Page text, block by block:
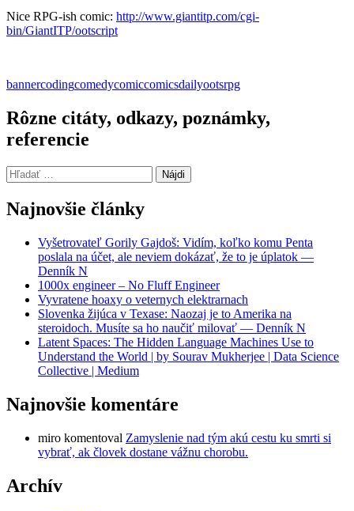
Nice RPG-ish comic: http://www.giantitp.com/cgi-
bin/GiantITP/ootscript
bannercodingcomedycomiccomicsdailyootsrpg
Rôzne citáty, odkazy, poznámky,
referencie
Hľadať:
Najnovšie články
Vyšetrovateľ Gorily Gajdoš: Vidím, koľko komu Penta
poslala na účet, ale neviem dokázať, že to je úplatok —
Denník N
1000x engineer – No Fluff Engineer
Vyvratene hoaxy o veternych elektrarnach
Slovenka žijúca v Texase: Naozaj je to Amerika na
steroidoch. Musíte sa ho naučiť milovať — Denník N
Latent Spaces: The Hidden Language Machines Use to
Understand the World | by Sourav Mukherjee | Data Science
Collective | Medium
Najnovšie komentáre
miro komentoval Zamyslenie nad tým akú cestu ku smrti si
vybrať, ak človek dostane vážnu chorobu.
Archív